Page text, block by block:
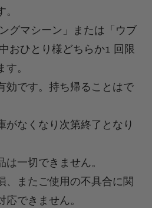
グマシーン」または「ウブ
おひとり様どちらか1 回限
す。
効です。持ち帰ることはで
がなくなり次第終了となり
一切できません。
、またご使用の不具合に関
応できません。